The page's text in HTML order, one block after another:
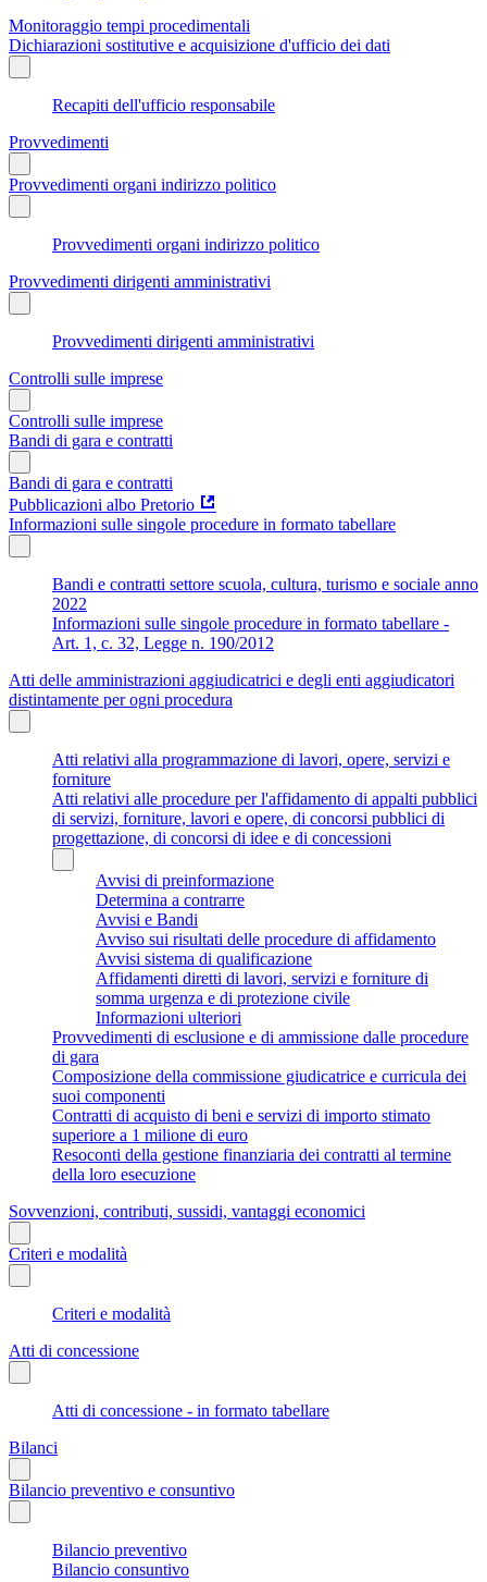
Monitoraggio tempi procedimentali
Dichiarazioni sostitutive e acquisizione d'ufficio dei dati
Recapiti dell'ufficio responsabile
Provvedimenti
Provvedimenti organi indirizzo politico
Provvedimenti organi indirizzo politico
Provvedimenti dirigenti amministrativi
Provvedimenti dirigenti amministrativi
Controlli sulle imprese
Controlli sulle imprese
Bandi di gara e contratti
Bandi di gara e contratti
Pubblicazioni albo Pretorio
Informazioni sulle singole procedure in formato tabellare
Bandi e contratti settore scuola, cultura, turismo e sociale anno
2022
Informazioni sulle singole procedure in formato tabellare -
Art. 1, c. 32, Legge n. 190/2012
Atti delle amministrazioni aggiudicatrici e degli enti aggiudicatori
distintamente per ogni procedura
Atti relativi alla programmazione di lavori, opere, servizi e
forniture
Atti relativi alle procedure per l'affidamento di appalti pubblici
di servizi, forniture, lavori e opere, di concorsi pubblici di
progettazione, di concorsi di idee e di concessioni
Avvisi di preinformazione
Determina a contrarre
Avvisi e Bandi
Avviso sui risultati delle procedure di affidamento
Avvisi sistema di qualificazione
Affidamenti diretti di lavori, servizi e forniture di
somma urgenza e di protezione civile
Informazioni ulteriori
Provvedimenti di esclusione e di ammissione dalle procedure
di gara
Composizione della commissione giudicatrice e curricula dei
suoi componenti
Contratti di acquisto di beni e servizi di importo stimato
superiore a 1 milione di euro
Resoconti della gestione finanziaria dei contratti al termine
della loro esecuzione
Sovvenzioni, contributi, sussidi, vantaggi economici
Criteri e modalità
Criteri e modalità
Atti di concessione
Atti di concessione - in formato tabellare
Bilanci
Bilancio preventivo e consuntivo
Bilancio preventivo
Bilancio consuntivo